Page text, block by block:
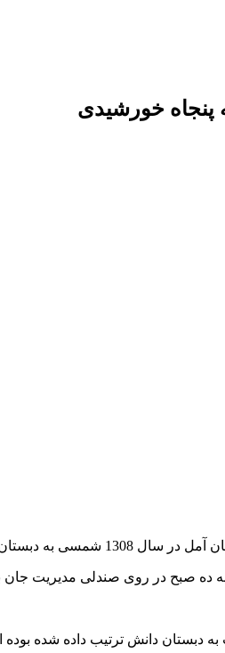
پنجاه خورشیدی
دانش ترتیب داده شده بوده